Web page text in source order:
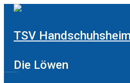
Zum
TSV
Die Löwen